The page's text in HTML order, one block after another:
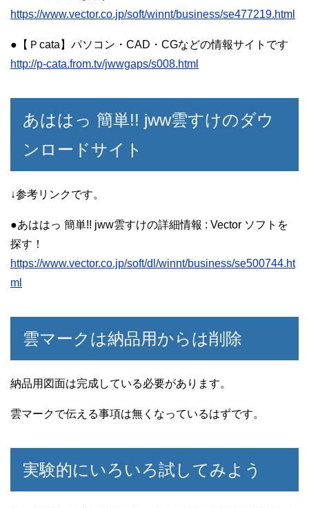
https://www.vector.co.jp/soft/winnt/business/se477219.html
●【Ｐcata】パソコン・CAD・CGなどの情報サイトです
http://p-cata.from.tv/jwwgaps/s008.html
あははっ 簡単!! jww雲すけのダウ
ンロードサイト
↓参考リンクです。
●あははっ 簡単!! jww雲すけの詳細情報 : Vector ソフトを
探す！
https://www.vector.co.jp/soft/dl/winnt/business/se500744.ht
ml
雲マークは納品用からは削除
納品用図面は完成している必要があります。
雲マークで伝える事項は無くなっているはずです。
実験的にいろいろ試してみよう